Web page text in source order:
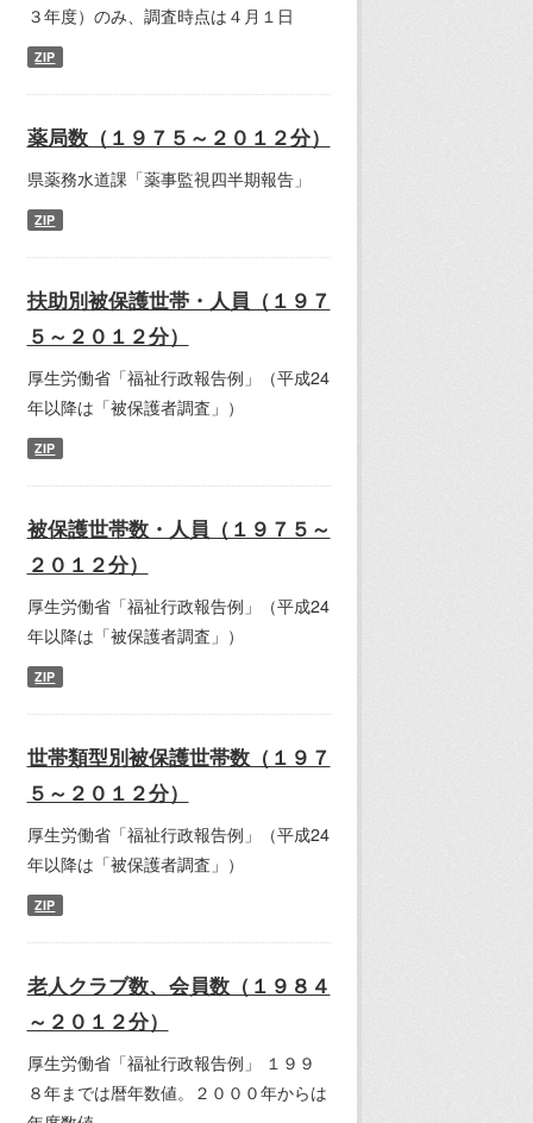
３年度）のみ、調査時点は４月１日
ZIP
薬局数（１９７５～２０１２分）
県薬務水道課「薬事監視四半期報告」
ZIP
扶助別被保護世帯・人員（１９７
５～２０１２分）
厚生労働省「福祉行政報告例」（平成24
年以降は「被保護者調査」）
ZIP
被保護世帯数・人員（１９７５～
２０１２分）
厚生労働省「福祉行政報告例」（平成24
年以降は「被保護者調査」）
ZIP
世帯類型別被保護世帯数（１９７
５～２０１２分）
厚生労働省「福祉行政報告例」（平成24
年以降は「被保護者調査」）
ZIP
老人クラブ数、会員数（１９８４
～２０１２分）
厚生労働省「福祉行政報告例」 １９９
８年までは暦年数値。２０００年からは